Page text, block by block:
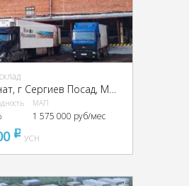
Хладокомбинат, г Сергиев Посад, Московское ш., 9
МАП
1 575 000 руб/мес
pуб
УСН